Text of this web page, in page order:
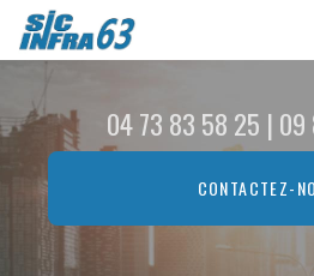
contenu
principal
04 73 83 58 25 | 09
CONTACTEZ-